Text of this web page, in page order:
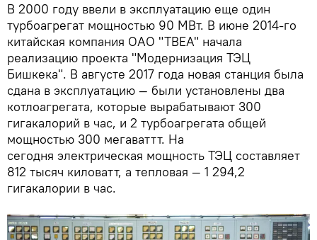
В 2000 году ввели в эксплуатацию еще один
турбоагрегат мощностью 90 МВт. В июне 2014-го
китайская компания ОАО "ТВЕА" начала
реализацию проекта "Модернизация ТЭЦ
Бишкека". В августе 2017 года новая станция была
сдана в эксплуатацию — были установлены два
котлоагрегата, которые вырабатывают 300
гигакалорий в час, и 2 турбоагрегата общей
мощностью 300 мегаваттт. На
сегодня электрическая мощность ТЭЦ составляет
812 тысяч киловатт, а тепловая — 1 294,2
гигакалории в час.